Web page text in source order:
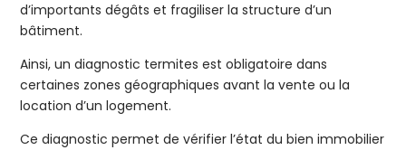
d’importants dégâts et fragiliser la structure d’un
bâtiment.
Ainsi, un diagnostic termites est obligatoire dans
certaines zones géographiques avant la vente ou la
location d’un logement.
Ce diagnostic permet de vérifier l’état du bien immobilier